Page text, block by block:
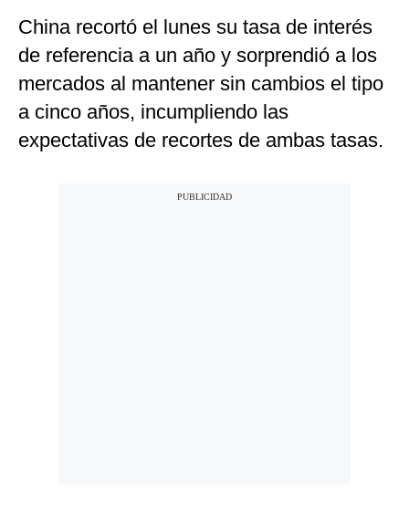
China recortó el lunes su tasa de interés
de referencia a un año y sorprendió a los
mercados al mantener sin cambios el tipo
a cinco años, incumpliendo las
expectativas de recortes de ambas tasas.